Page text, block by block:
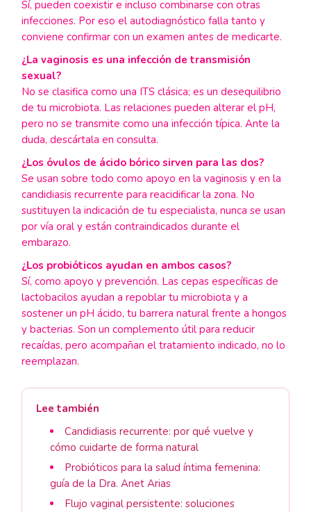
Sí, pueden coexistir e incluso combinarse con otras
infecciones. Por eso el autodiagnóstico falla tanto y
conviene confirmar con un examen antes de medicarte.
¿La vaginosis es una infección de transmisión
sexual?
No se clasifica como una ITS clásica; es un desequilibrio
de tu microbiota. Las relaciones pueden alterar el pH,
pero no se transmite como una infección típica. Ante la
duda, descártala en consulta.
¿Los óvulos de ácido bórico sirven para las dos?
Se usan sobre todo como apoyo en la vaginosis y en la
candidiasis recurrente para reacidificar la zona. No
sustituyen la indicación de tu especialista, nunca se usan
por vía oral y están contraindicados durante el
embarazo.
¿Los probióticos ayudan en ambos casos?
Sí, como apoyo y prevención. Las cepas específicas de
lactobacilos ayudan a repoblar tu microbiota y a
sostener un pH ácido, tu barrera natural frente a hongos
y bacterias. Son un complemento útil para reducir
recaídas, pero acompañan el tratamiento indicado, no lo
reemplazan.
Lee también
Candidiasis recurrente: por qué vuelve y
cómo cuidarte de forma natural
Probióticos para la salud íntima femenina:
guía de la Dra. Anet Arias
Flujo vaginal persistente: soluciones